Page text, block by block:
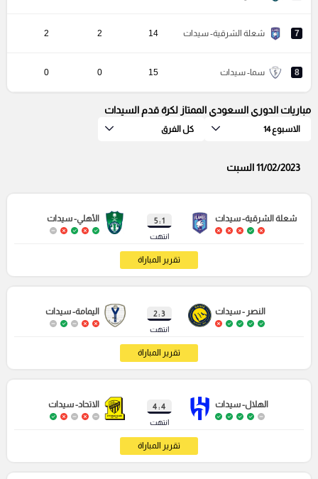
7 شعلة الشرقية- سيدات 14
2
2
8 سما- سيدات 15
0
0
مباريات الدوري السعودي الممتاز لكرة قدم السيدات
الاسبوع 14 كل الفرق
11/02/2023 السبت
شعلة الشرقية- سيدات
1 : 5
انتهت
الأهلي- سيدات
تقرير المباراة
النصر - سيدات
3 : 2
انتهت
اليمامة- سيدات
تقرير المباراة
الهلال- سيدات
4 : 4
انتهت
الاتحاد- سيدات
تقرير المباراة